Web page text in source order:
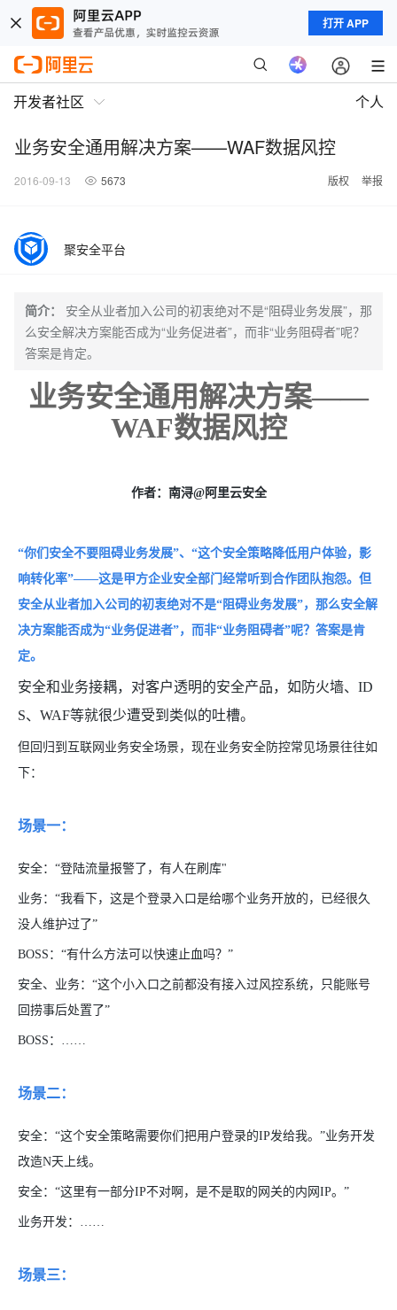
打开 APP
开发者社区 个人
业务安全通用解决方案——WAF数据风控
2016-09-13 5673 版权 举报
聚安全平台
简介：
安全从业者加入公司的初衷绝对不是“阻碍业务发展”，那
么安全解决方案能否成为“业务促进者”，而非“业务阻碍者”呢？
答案是肯定。
业务安全通用解决方案——
WAF数据风控
作者： 南浔@阿里云安全
“你们安全不要阻碍业务发展”、“这个安全策略降低用户体验，影
响转化率”——这是甲方企业安全部门经常听到合作团队抱怨。但
安全从业者加入公司的初衷绝对不是“阻碍业务发展”，那么安全解
决方案能否成为“业务促进者”，而非“业务阻碍者”呢？答案是肯
定。
安全和业务接耦，对客户透明的安全产品，如防火墙、ID
S、WAF等就很少遭受到类似的吐槽。
但回归到互联网业务安全场景，现在业务安全防控常见场景往往如
下：
场景一：
安全：“登陆流量报警了，有人在刷库"
业务：“我看下，这是个登录入口是给哪个业务开放的，已经很久
没人维护过了”
BOSS：“有什么方法可以快速止血吗？”​
安全、业务：“这个小入口之前都没有接入过风控系统，只能账号
回捞事后处置了”
BOSS：……
场景二：
安全：“这个安全策略需要你们把用户登录的IP发给我。”业务开发
改造N天上线。
安全：“这里有一部分IP不对啊，是不是取的网关的内网IP。”
业务开发：……
场景三：